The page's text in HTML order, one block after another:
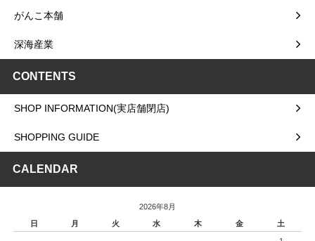
がんこ本舗
深海産業
CONTENTS
SHOP INFORMATION(実店舗閉店)
SHOPPING GUIDE
CALENDAR
2026年8月
日
月 火 水 木 金 土